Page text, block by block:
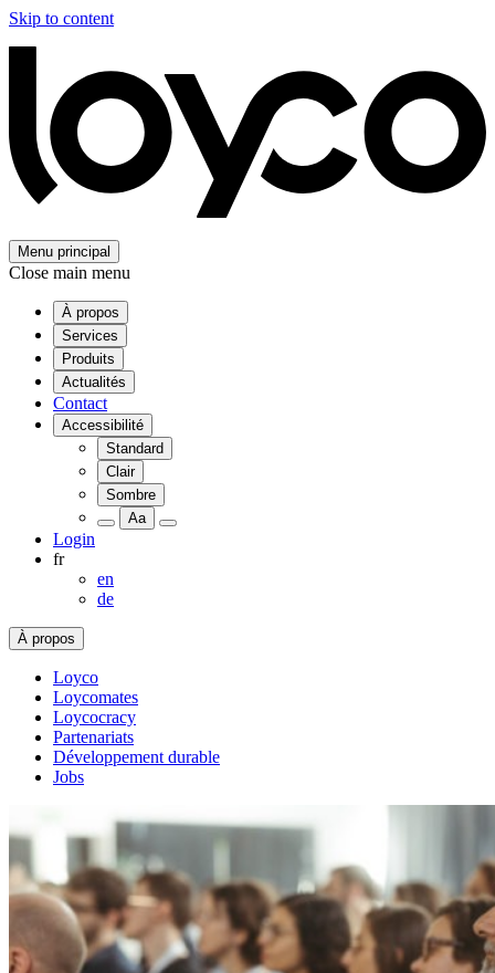
Skip to content
Menu principal
Close main menu
À propos
Services
Produits
Actualités
Contact
Accessibilité
Standard
Clair
Sombre
Aa
Login
fr
en
de
À propos
Loyco
Loycomates
Loycocracy
Partenariats
Développement durable
Jobs